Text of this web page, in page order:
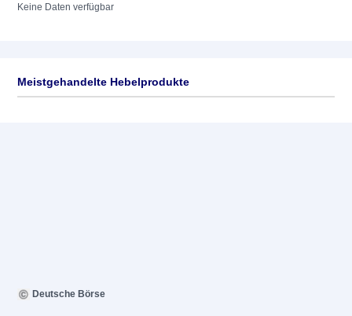
Keine Daten verfügbar
Meistgehandelte Hebelprodukte
Deutsche Börse